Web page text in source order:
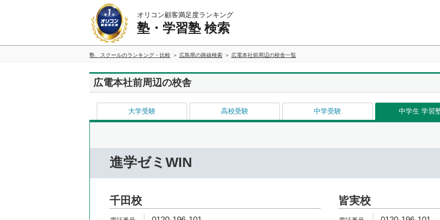
オリコン顧客満足度ランキング
塾・学習塾 検索
塾、スクールのランキング・比較 広島県の路線検索 広電本社前周辺の校舎一覧
広電本社前周辺の校舎
大学受験 高校受験 中学受験 中学生 学習
進学ゼミWIN
千田校 皆実校